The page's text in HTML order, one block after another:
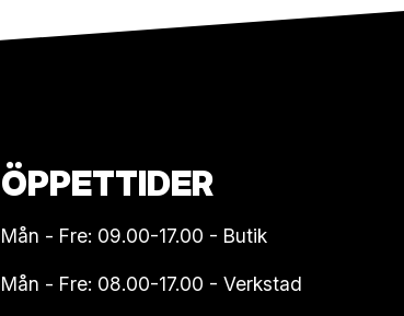
ÖPPETTIDER
Mån - Fre: 09.00-17.00 - Butik
Mån - Fre: 08.00-17.00 - Verkstad